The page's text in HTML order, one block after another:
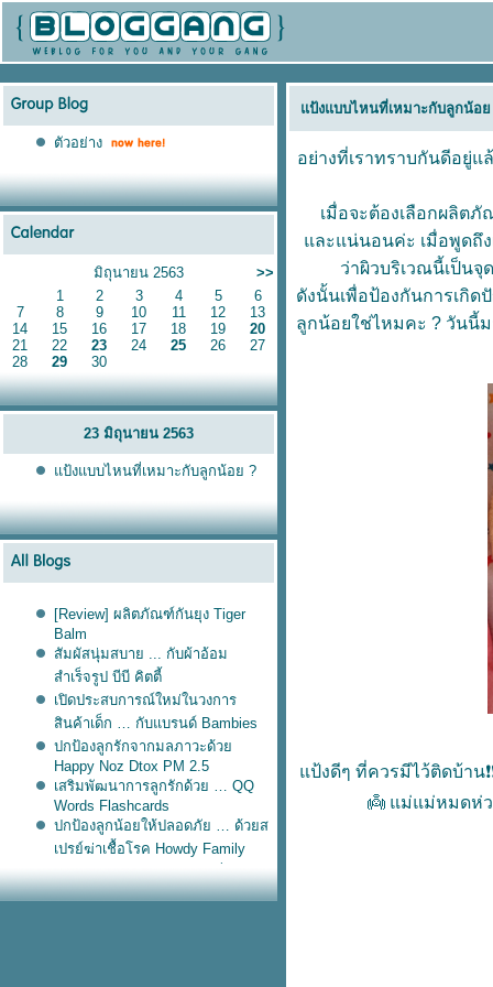
ตัวอย่าง
มิถุนายน 2563
>>
1
2 3 4 5
6
7
8 9 10 11 12
13
14
15 16 17 18 19
20
21
22 23 24 25 26
27
28
29 30
23 มิถุนายน 2563
ป้งแบบไหนที่เหมาะกับลูกน้อย ?
[Review] ผลิตภัณฑ์กันยุง Tiger
Balm
สัมผัสนุ่มสบาย ... กับผ้าอ้อม
สำเร็จรูป บีบี คิตตี้
เปิดประสบการณ์ใหม่ในวงการ
สินค้าเด็ก … กับแบรนด์ Bambies
ปกป้องลูกรักจากมลภาวะด้ว
Happy Noz Dtox PM 2.5
เสริมพัฒนาการลูกรักด้วย … QQ
Words Flashcards
ปกป้องลูกน้อยให้ปลอดภัย … ด้วยส
เปรย์ฆ่าเชื้อโรค Howdy Family
รีวิว Chubbie Cloud — โลชั่นกันยุง
สำหรับเด็ก
ป้งแบบไหนที่เหมาะกับลูกน้อ
อย่างที่เราทราบกันดีอยู่แ
เมื่อจะต้องเลือกผลิต
ละแน่นอนค่ะ เมื่อพูดถึง
ว่าผิวบริเวณนี้เป็นจุ
ดังนั้นเพื่อป้องกันการเกิ
ลูกน้อยใช่ไหมคะ ? วันนี้
ป้งดีๆ ที่ควรมีไว้ติดบ้าน
👼 แม่แม่หมดห่ว